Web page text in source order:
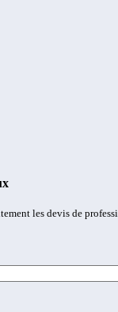
les devis de